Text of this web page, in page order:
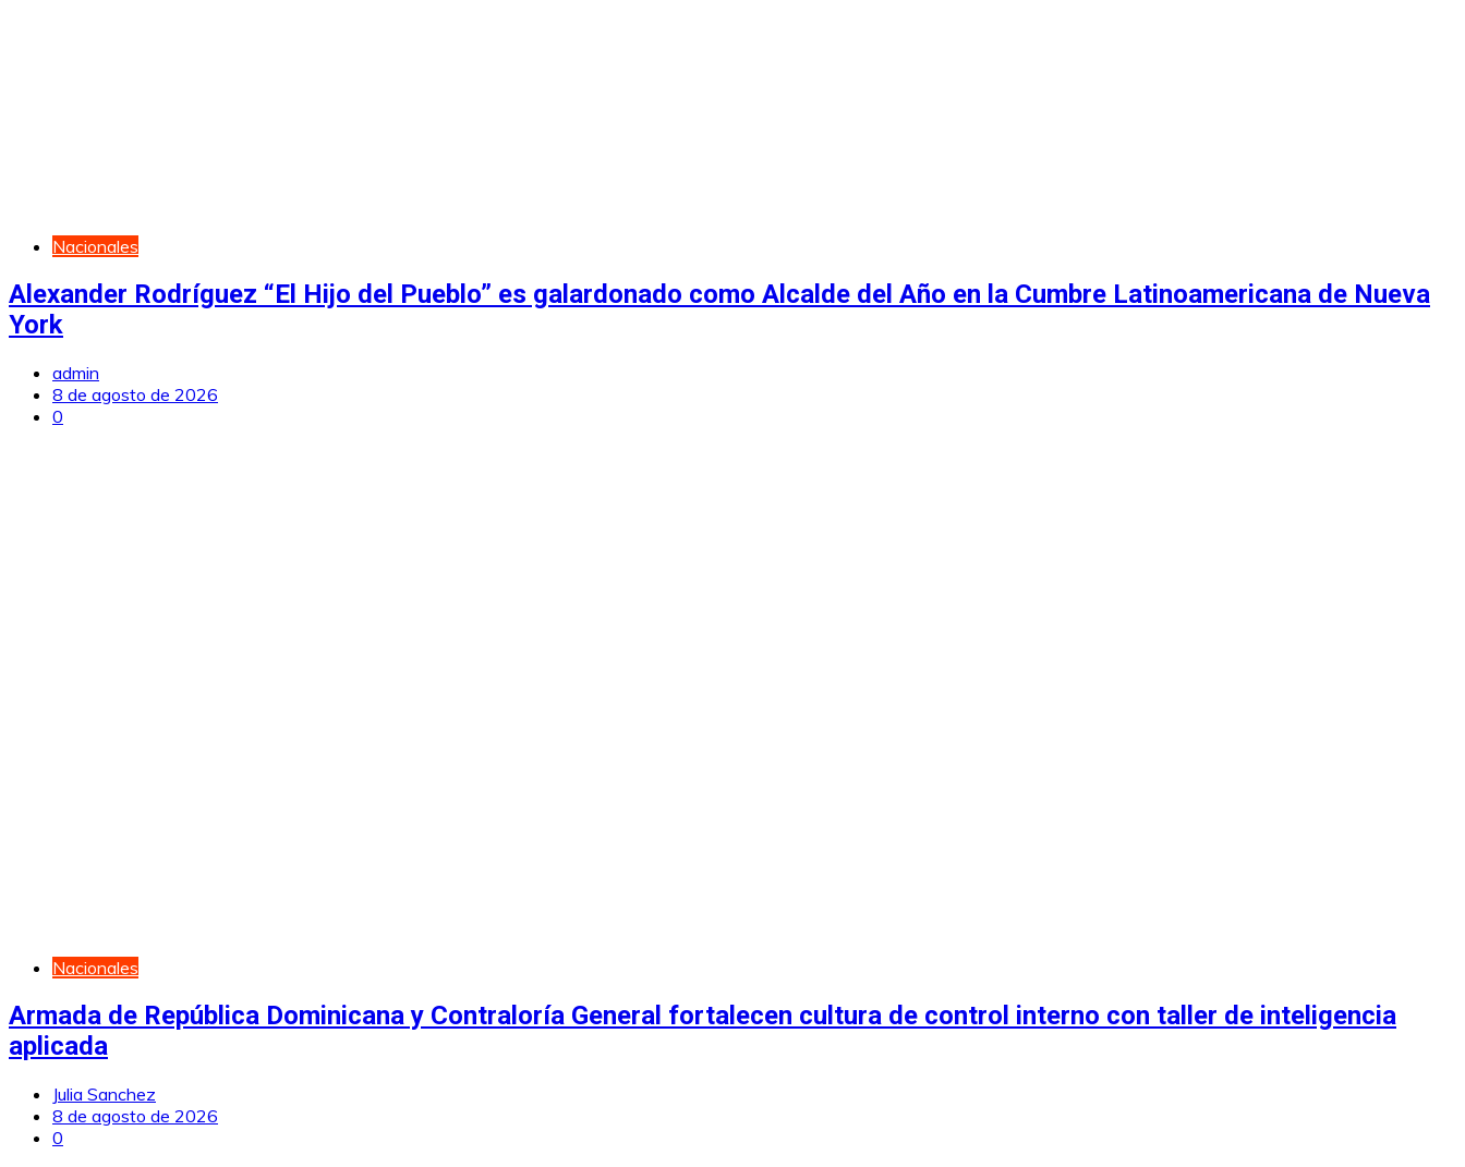
Nacionales
Alexander Rodríguez “El Hijo del Pueblo” es galardonado como Alcalde del Año en la Cumbre Latinoamericana de Nueva
York
admin
8 de agosto de 2026
0
Nacionales
Armada de República Dominicana y Contraloría General fortalecen cultura de control interno con taller de inteligencia
aplicada
Julia Sanchez
8 de agosto de 2026
0